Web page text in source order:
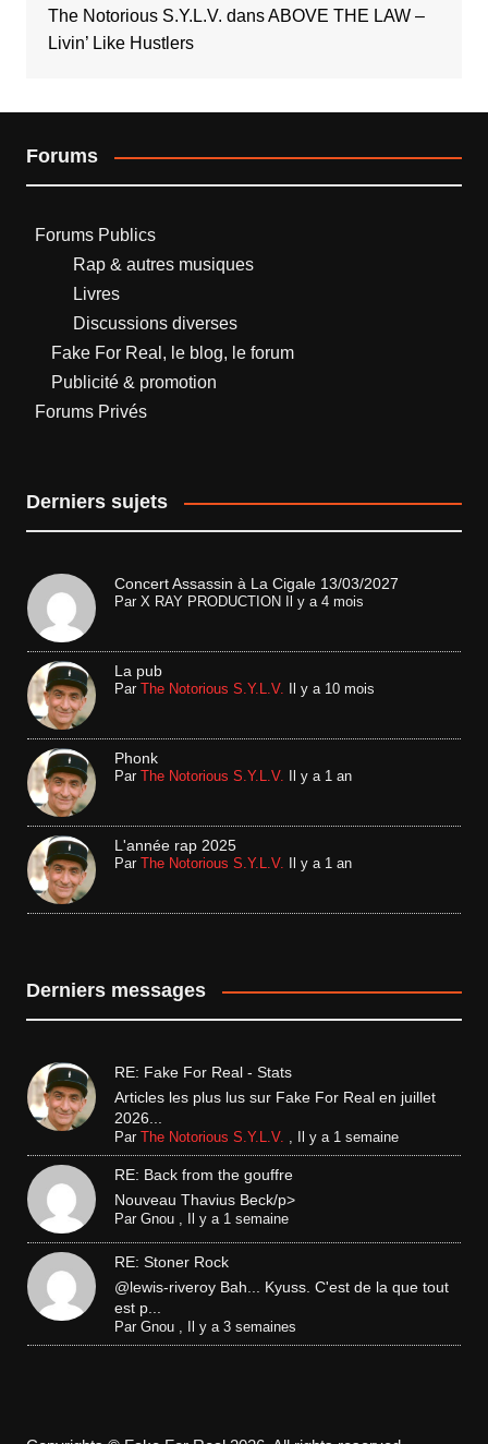
The Notorious S.Y.L.V. dansABOVE THE LAW –
Livin’ Like Hustlers
Forums
Forums Publics
Rap & autres musiques
Livres
Discussions diverses
Fake For Real, le blog, le forum
Publicité & promotion
Forums Privés
Derniers sujets
Concert Assassin à La Cigale 13/03/2027
Par X RAY PRODUCTION Il y a 4 mois
La pub
Par The Notorious S.Y.L.V. Il y a 10 mois
Phonk
Par The Notorious S.Y.L.V. Il y a 1 an
L'année rap 2025
Par The Notorious S.Y.L.V. Il y a 1 an
Derniers messages
RE: Fake For Real - Stats
Articles les plus lus sur Fake For Real en juillet
2026...
Par The Notorious S.Y.L.V. , Il y a 1 semaine
RE: Back from the gouffre
Nouveau Thavius Beck/p>
Par Gnou, Il y a 1 semaine
RE: Stoner Rock
@lewis-riveroy Bah... Kyuss. C'est de la que tout
est p...
Par Gnou, Il y a 3 semaines